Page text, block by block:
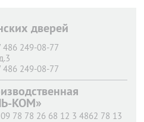
дверей
486 249-08-77
486 249-08-77
д.57,
КОМ»
78 78 26 68 12 3 4862 78 13